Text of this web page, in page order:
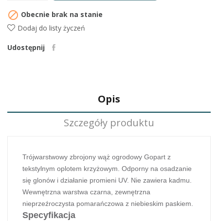
 Obecnie brak na stanie
Dodaj do listy życzeń
Udostępnij
Opis
Szczegóły produktu
Trójwarstwowy zbrojony wąż ogrodowy Gopart z
tekstylnym oplotem krzyżowym. Odporny na osadzanie
się glonów i działanie promieni UV. Nie zawiera kadmu.
Wewnętrzna warstwa czarna, zewnętrzna
nieprzeźroczysta pomarańczowa z niebieskim paskiem.
Specyfikacja